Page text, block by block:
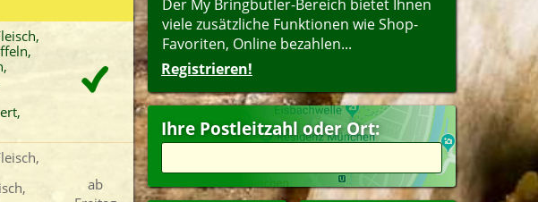
Der My Bringbutler-Bereich bietet Ihnen
viele zusätzliche Funktionen wie Shop-
Favoriten, Online bezahlen...
Registrieren!
Ihre Postleitzahl oder Ort:
Name
Alter(ältester Shop zuerst)
Burger
Fingerfood
Sandwich
Kindergerichte
Dessert
ab